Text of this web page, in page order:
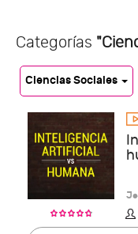
Categorías
Ciencias Sociales